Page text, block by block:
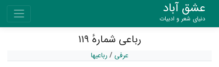
عشق آباد
دنیای شعر و ادبیات
رباعی شمارهٔ ۱۱۹
عرفی/ رباعیها